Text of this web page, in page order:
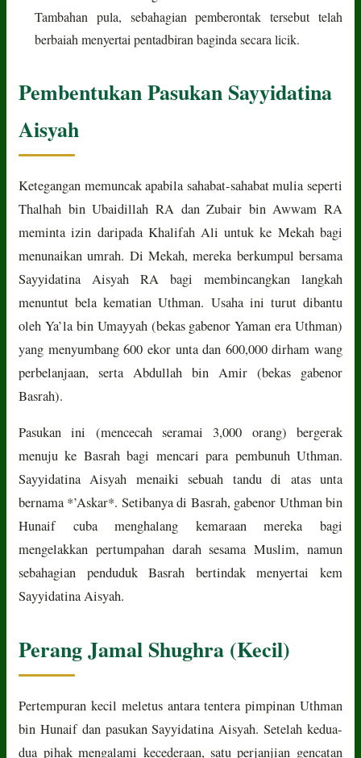
Tambahan pula, sebahagian pemberontak tersebut telah
berbaiah menyertai pentadbiran baginda secara licik.
Pembentukan Pasukan Sayyidatina
Aisyah
Ketegangan memuncak apabila sahabat-sahabat mulia seperti
Thalhah bin Ubaidillah RA dan Zubair bin Awwam RA
meminta izin daripada Khalifah Ali untuk ke Mekah bagi
menunaikan umrah. Di Mekah, mereka berkumpul bersama
Sayyidatina Aisyah RA bagi membincangkan langkah
menuntut bela kematian Uthman. Usaha ini turut dibantu
oleh Ya’la bin Umayyah (bekas gabenor Yaman era Uthman)
yang menyumbang 600 ekor unta dan 600,000 dirham wang
perbelanjaan, serta Abdullah bin Amir (bekas gabenor
Basrah).
Pasukan ini (mencecah seramai 3,000 orang) bergerak
menuju ke Basrah bagi mencari para pembunuh Uthman.
Sayyidatina Aisyah menaiki sebuah tandu di atas unta
bernama *’Askar*. Setibanya di Basrah, gabenor Uthman bin
Hunaif cuba menghalang kemaraan mereka bagi
mengelakkan pertumpahan darah sesama Muslim, namun
sebahagian penduduk Basrah bertindak menyertai kem
Sayyidatina Aisyah.
Perang Jamal Shughra (Kecil)
Pertempuran kecil meletus antara tentera pimpinan Uthman
bin Hunaif dan pasukan Sayyidatina Aisyah. Setelah kedua-
dua pihak mengalami kecederaan, satu perjanjian gencatan